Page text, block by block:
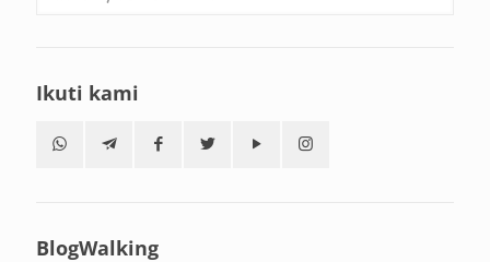
Ikuti kami
BlogWalking